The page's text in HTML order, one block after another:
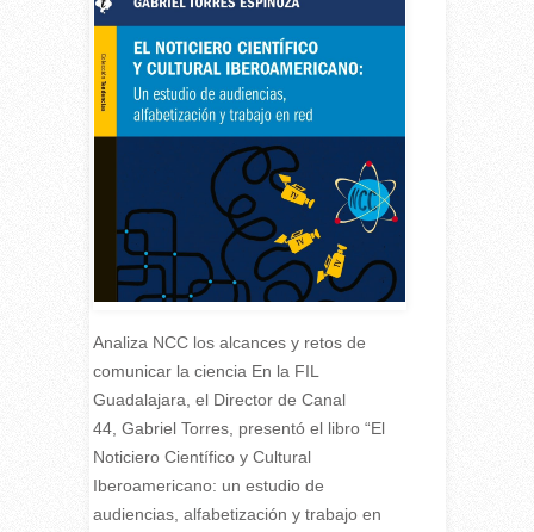
Analiza NCC los alcances y retos de
comunicar la ciencia En la FIL
Guadalajara, el Director de Canal
44, Gabriel Torres, presentó el libro “El
Noticiero Científico y Cultural
Iberoamericano: un estudio de
audiencias, alfabetización y trabajo en